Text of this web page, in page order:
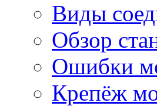
Виды
Обзор
Ошибки
Крепёж